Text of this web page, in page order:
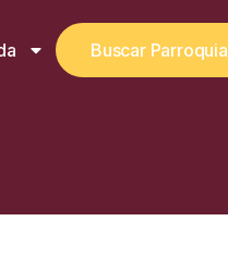
Buscar Parroquia